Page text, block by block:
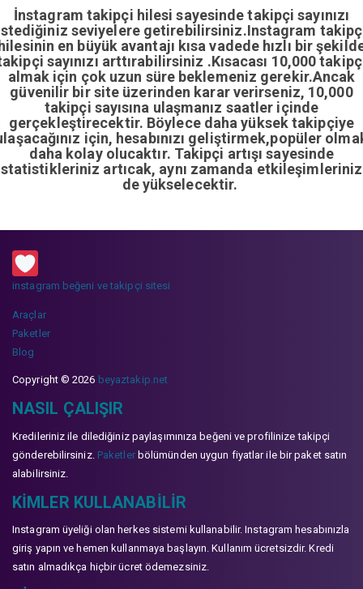
İnstagram takipçi hilesi sayesinde takipçi sayınızı
seviyelere getirebilirsiniz.Instagram
en büyük avantajı kısa vadede hızlı bir
sayınızı arttırabilirsiniz .Kısacası 10,000
almak için çok uzun süre beklemeniz gerekir.Ancak
güvenilir bir site üzerinden karar verirseniz, 10,000
takipçi sayısına ulaşmanız saatler içinde
gerçekleştirecektir. Böylece daha yüksek takipçiye
için, hesabınızı geliştirmek,popüler
daha kolay olucaktır. Takipçi artışı sayesinde
artıcak, aynı zamanda
de yükselecektir.
instagram beğeni ve takipçi sitesi
Araçlar
Paketler
Blog
Copyright © 2026 beyaztakip.net
NASIL ÇALIŞIR
Kredileriniz ile dilediğiniz paylaşımınıza beğeni ve profilinize takipçi
gönderebilirsiniz. Paketlerbölümünden uygun fiyatlar ile bir paket satın
alabilirsiniz.
KIMLER KULLANABILIR
Instagram üyeliği olan herkes sistemi kullanabilir. Instagram hesabınızla
giriş yapın ve hemen kullanmaya başlayın. Kullanım ücretsizdir. Kredi
satın almadıkça hiçbir ücret ödemezsiniz.